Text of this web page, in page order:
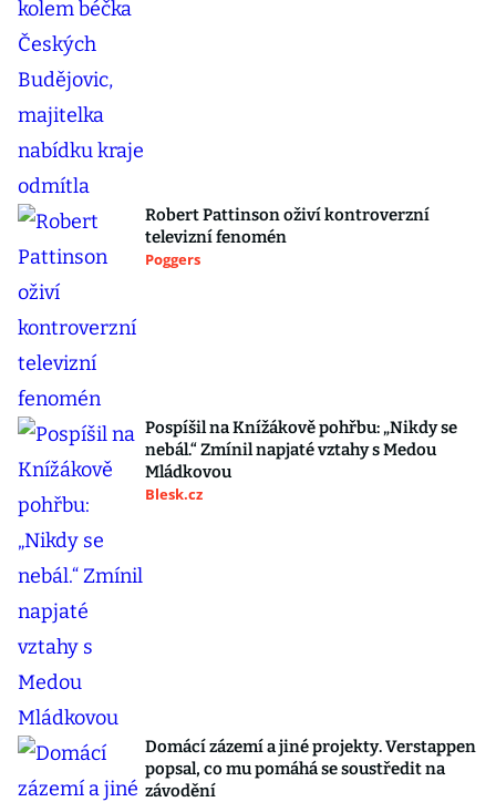
Robert Pattinson oživí kontroverzní
televizní fenomén
Poggers
Pospíšil na Knížákově pohřbu: „Nikdy se
nebál.“ Zmínil napjaté vztahy s Medou
Mládkovou
Blesk.cz
Domácí zázemí a jiné projekty. Verstappen
popsal, co mu pomáhá se soustředit na
závodění